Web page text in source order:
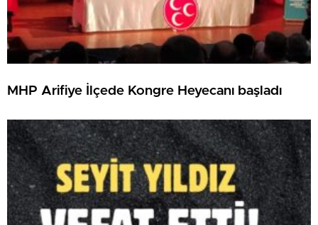
MHP Arifiye İlçede Kongre Heyecanı başladı